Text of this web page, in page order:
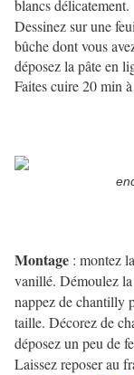
blancs délicatement.
Dessinez sur une
bûche dont vous
déposez la pâte en
Faites cuire 20 min
Montage : montez
vanillé. Démoulez la
nappez de chantilly
taille. Décorez de
déposez un peu de
Laissez reposer au